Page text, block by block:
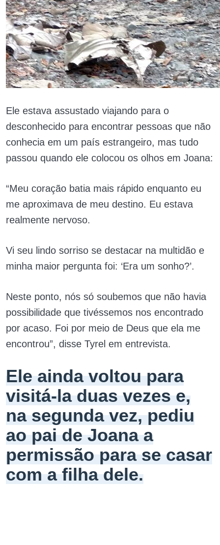
Ele estava assustado viajando para o
desconhecido para encontrar pessoas que não
conhecia em um país estrangeiro, mas tudo
passou quando ele colocou os olhos em Joana:
“Meu coração batia mais rápido enquanto eu
me aproximava de meu destino. Eu estava
realmente nervoso.
Vi seu lindo sorriso se destacar na multidão e
minha maior pergunta foi: ‘Era um sonho?’.
Neste ponto, nós só soubemos que não havia
possibilidade que tivéssemos nos encontrado
por acaso. Foi por meio de Deus que ela me
encontrou”, disse Tyrel em entrevista.
Ele ainda voltou para
visitá-la duas vezes e,
na segunda vez, pediu
ao pai de Joana a
permissão para se casar
com a filha dele.